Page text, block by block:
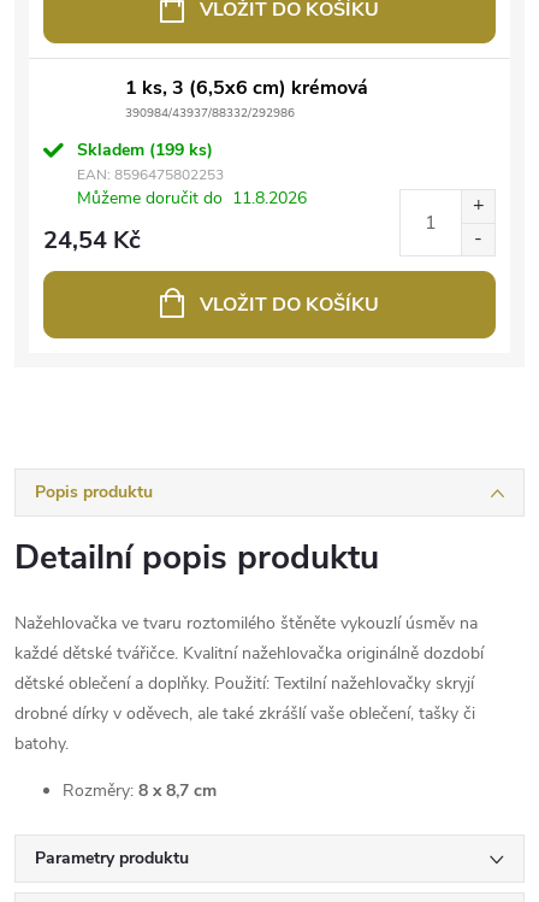
VLOŽIT DO KOŠÍKU
1 ks, 3 (6,5x6 cm) krémová
390984/43937/88332/292986
Skladem (199 ks)
EAN: 8596475802253
Můžeme doručit do 11.8.2026
24,54 Kč
VLOŽIT DO KOŠÍKU
Popis produktu
Detailní popis produktu
Nažehlovačka ve tvaru roztomilého štěněte vykouzlí úsměv na
každé dětské tvářičce. Kvalitní nažehlovačka originálně dozdobí
dětské oblečení a doplňky. Použití: Textilní nažehlovačky skryjí
drobné dírky v oděvech, ale také zkrášlí vaše oblečení, tašky či
batohy.
Rozměry: 8 x 8,7 cm
Parametry produktu